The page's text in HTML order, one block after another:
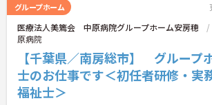
グループホーム
医療法人美篶会 中原病院グループホーム安房穂
原病院
【千葉県／南房総市】 グループ
士のお仕事です＜初任者研修・実
福祉士＞